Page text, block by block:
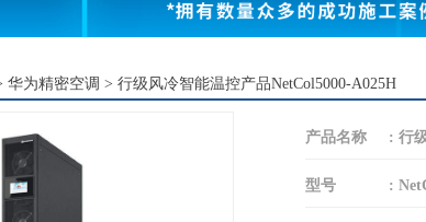
华为精密空调 > 行级风冷智能温控产品NetCol5000-A025H
产品名称 : 行
型号 :